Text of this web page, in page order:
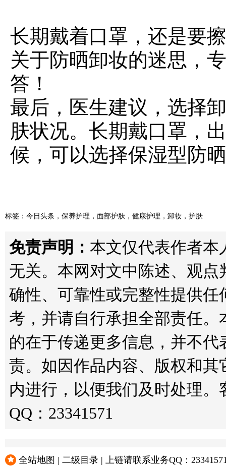
长期戴着口罩，还是要
关于防晒卸妆的迷思，
答！
最后，医生建议，选择
肤状况。长期戴口罩，
候，可以选择保湿型防
标签： 今日头条 ， 保养护理 ， 面部护肤 ， 健康护理 ， 卸妆 ， 护肤
免责声明： 本文仅代表作者本
无关。本网对文中陈述、观
确性、可靠性或完整性提供
考，并请自行承担全部责任
的在于传递更多信息，并不
责。如因作品内容、版权和
内进行，以便我们及时处理。
QQ：23341571
全站地图 | 二级目录 | 上链请联系业务QQ：